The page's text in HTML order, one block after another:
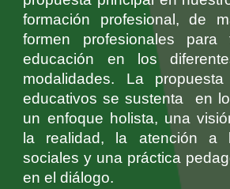
formación profesional, de
formen profesionales para
educación en los
modalidades. La
educativos se sustenta en
un enfoque holista, una
la realidad, la atención a
sociales y una práctica
en el diálogo.